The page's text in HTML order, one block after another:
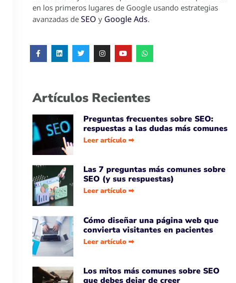
en los primeros lugares de Google usando estrategias
avanzadas de SEO y Google Ads.
Artículos Recientes
Preguntas frecuentes sobre SEO:
respuestas a las dudas más comunes
Leer artículo ➡
Las 7 preguntas más comunes sobre
SEO (y sus respuestas)
Leer artículo ➡
Cómo diseñar una página web que
convierta visitantes en pacientes
Leer artículo ➡
Los mitos más comunes sobre SEO
que debes dejar de creer